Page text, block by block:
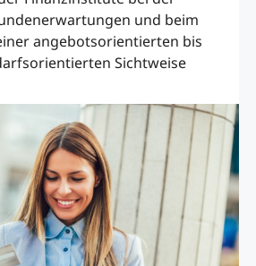
und beim
angebotsorientierten bis
Sichtweise